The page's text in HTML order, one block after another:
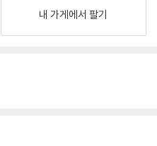
내 가게에서 팔기